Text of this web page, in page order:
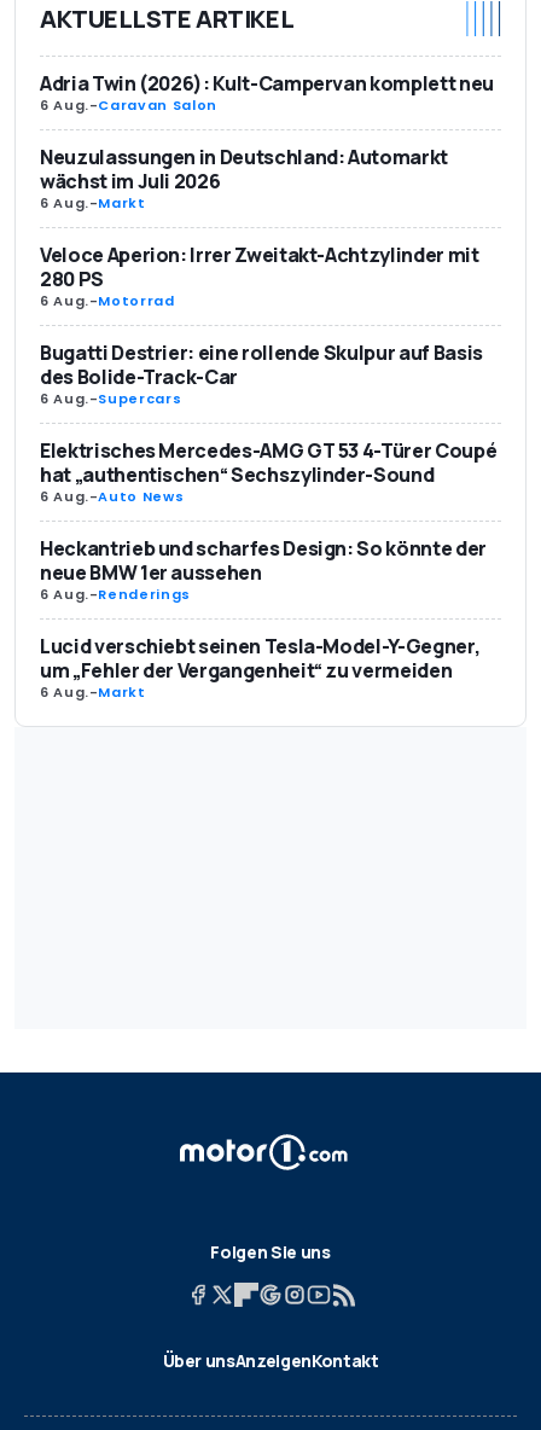
AKTUELLSTE ARTIKEL
Adria Twin (2026): Kult-Campervan komplett neu
6 Aug.-Caravan Salon
Neuzulassungen in Deutschland: Automarkt
wächst im Juli 2026
6 Aug.-Markt
Veloce Aperion: Irrer Zweitakt-Achtzylinder mit
280 PS
6 Aug.-Motorrad
Bugatti Destrier: eine rollende Skulpur auf Basis
des Bolide-Track-Car
6 Aug.-Supercars
Elektrisches Mercedes-AMG GT 53 4-Türer Coupé
hat „authentischen“ Sechszylinder-Sound
6 Aug.-Auto News
Heckantrieb und scharfes Design: So könnte der
neue BMW 1er aussehen
6 Aug.-Renderings
Lucid verschiebt seinen Tesla-Model-Y-Gegner,
um „Fehler der Vergangenheit“ zu vermeiden
6 Aug.-Markt
Folgen Sie uns
Über unsAnzeigenKontakt